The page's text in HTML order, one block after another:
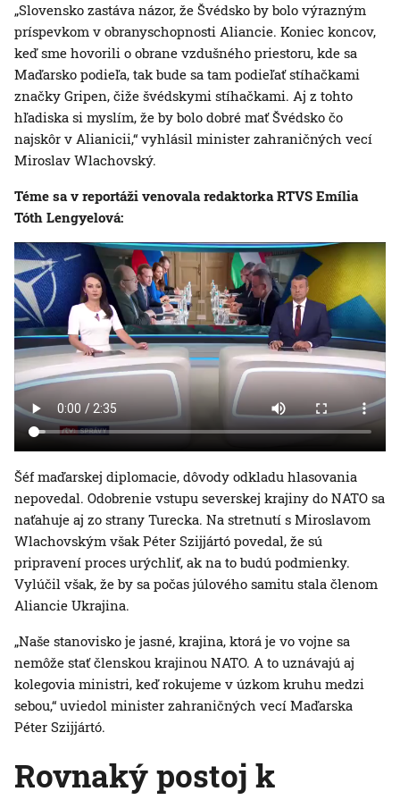
„Slovensko zastáva názor, že Švédsko by bolo výrazným
príspevkom v obranyschopnosti Aliancie. Koniec koncov,
keď sme hovorili o obrane vzdušného priestoru, kde sa
Maďarsko podieľa, tak bude sa tam podieľať stíhačkami
značky Gripen, čiže švédskymi stíhačkami. Aj z tohto
hľadiska si myslím, že by bolo dobré mať Švédsko čo
najskôr v Alianicii,“ vyhlásil minister zahraničných vecí
Miroslav Wlachovský.
Téme sa v reportáži venovala redaktorka RTVS Emília
Tóth Lengyelová:
Šéf maďarskej diplomacie, dôvody odkladu hlasovania
nepovedal. Odobrenie vstupu severskej krajiny do NATO sa
naťahuje aj zo strany Turecka. Na stretnutí s Miroslavom
Wlachovským však Péter Szijjártó povedal, že sú
pripravení proces urýchliť, ak na to budú podmienky.
Vylúčil však, že by sa počas júlového samitu stala členom
Aliancie Ukrajina.
„Naše stanovisko je jasné, krajina, ktorá je vo vojne sa
nemôže stať členskou krajinou NATO. A to uznávajú aj
kolegovia ministri, keď rokujeme v úzkom kruhu medzi
sebou,“ uviedol minister zahraničných vecí Maďarska
Péter Szijjártó.
Rovnaký postoj k